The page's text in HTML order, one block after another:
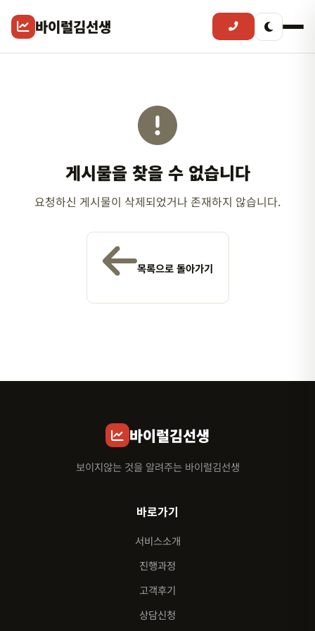
바이럴김선생
게시물을 찾을 수 없습니다
요청하신 게시물이 삭제되었거나 존재하지 않습니다.
목록으로 돌아가기
바이럴김선생
보이지않는 것을 알려주는 바이럴김선생
바로가기
서비스소개
진행과정
고객후기
상담신청